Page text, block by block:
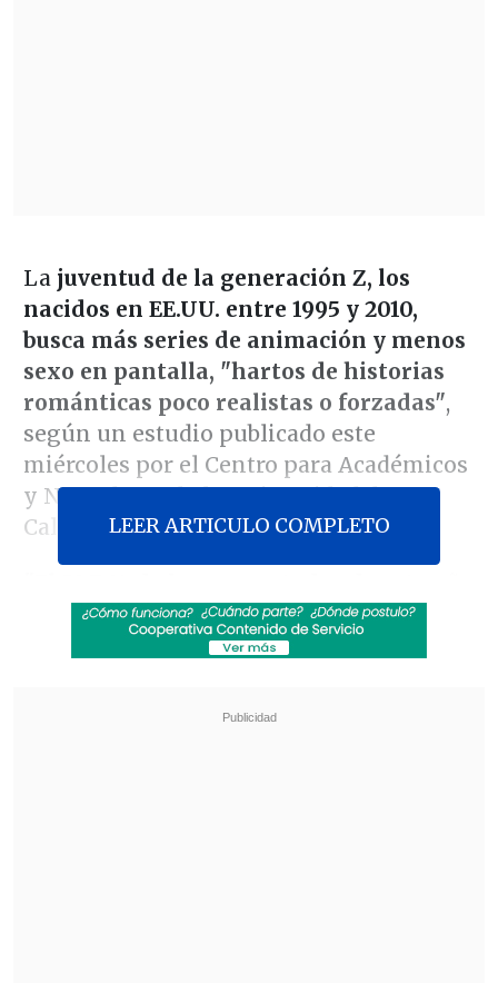
La juventud de la generación Z, los
nacidos en EE.UU. entre 1995 y 2010,
busca más series de animación y menos
sexo en pantalla, "hartos de historias
románticas poco realistas o forzadas",
según un estudio publicado este
miércoles por el Centro para Académicos
y Narradores de la Universidad de
California en Los Ángeles (UCLA).
quieren ver más contenido donde las
relaciones centrales sean las
'¡Seamos realistas! Los adolescentes aún
LEER ARTICULO COMPLETO